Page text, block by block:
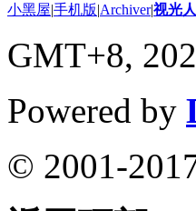
小黑屋|手机版|Archiver|视光人
GMT+8,
Powered by
© 2001-